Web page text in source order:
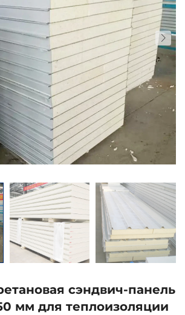
сэндвич-панель
мм для теплоизоляции